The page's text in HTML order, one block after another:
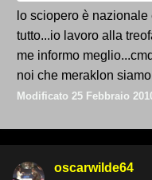
lo sciopero è
tutto...io lavoro alla
me informo
noi che meraklon
Modificato 25 Febbraio
oscarwilde64